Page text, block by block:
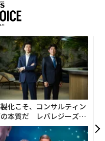
Netflix / ネットフリックス
マンガ
ション Amazonプライム
11月の高市早苗首相の
り、日中関係にさらな
化こそ、コンサルティン
本質だ レバレジーズが
する、次世代ファームの